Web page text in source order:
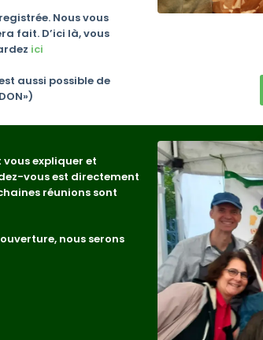
Nous vous
fait. D’ici là, vous
ici
aussi possible de
expliquer et
vous est directement
réunions sont
nous serons